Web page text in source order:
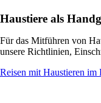
Haustiere als
Für das Mitführen von
unsere Richtlinien,
Reisen mit Haustieren im